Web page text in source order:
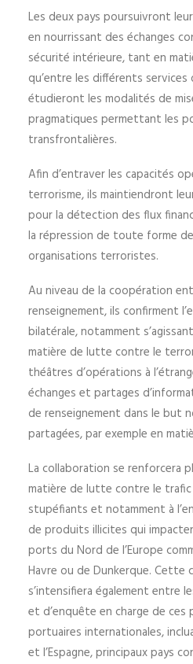
Les deux pays poursuivront
en nourrissant des échanges
sécurité intérieure, tant en
qu’entre les différents services
étudieront les modalités de
pragmatiques permettant les
transfrontalières.
Afin d’entraver les capacités
terrorisme, ils maintiendront
pour la détection des flux
la répression de toute forme
organisations terroristes.
Au niveau de la coopération
renseignement, ils confirment
bilatérale, notamment
matière de lutte contre le
théâtres d’opérations à
échanges et partages
de renseignement dans le but
partagées, par exemple en
La collaboration se renforcera
matière de lutte contre le
stupéfiants et notamment à
de produits illicites qui
ports du Nord de l’Europe
Havre ou de Dunkerque.
s’intensifiera également entre
et d’enquête en charge de ces
portuaires internationales,
et l’Espagne, principaux pays